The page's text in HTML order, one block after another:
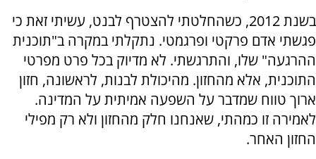
בשנת 2012, כשהחלטתי להצטרף לבנט, עשיתי זאת כי
פגשתי אדם פרקטי ופרגמטי. נתקלתי במקרה ב"תוכנית
ההרגעה" שלו, והתרגשתי. לא מדיוק בכל פרט מפרטי
התוכנית, אלא מהחזון. מהיכולת לבנות, לראשונה, חזון
ארוך טווח שמדבר על השפעה אמיתית על המדינה.
לאמירה זו כמהתי, שאנחנו חלק מהחזון ולא רק מפילי
החזון האחר.